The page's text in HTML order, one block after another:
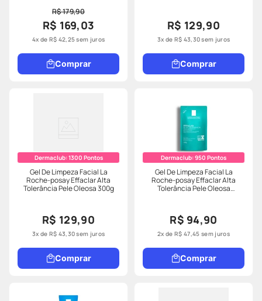
R$ 179,90
R$ 169,03
4x de R$ 42,25sem juros
Comprar
R$ 129,90
3x de R$ 43,30sem juros
Comprar
Dermaclub:1300 Pontos
Gel De Limpeza Facial La
Roche-posay Effaclar Alta
Tolerância Pele Oleosa 300g
R$ 129,90
3x de R$ 43,30sem juros
Comprar
Dermaclub:950 Pontos
Gel De Limpeza Facial La
Roche-posay Effaclar Alta
Tolerância Pele Oleosa
R$ 94,90
2x deR$ 47,45 sem juros
Comprar